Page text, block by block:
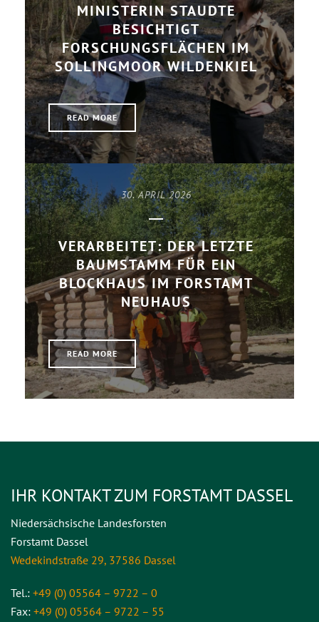
MINISTERIN STAUDTE
BESICHTIGT
FORSCHUNGSFLÄCHEN IM
SOLLINGMOOR WILDENKIEL
READ MORE
30. APRIL 2026
VERARBEITET: DER LETZTE
BAUMSTAMM FÜR EIN
BLOCKHAUS IM FORSTAMT
NEUHAUS
READ MORE
IHR KONTAKT ZUM FORSTAMT DASSEL
Niedersächsische Landesforsten
Forstamt Dassel
Wedekindstraße 29, 37586 Dassel
Tel.: +49 (0) 05564 – 9722 – 0
Fax: +49 (0) 05564 – 9722 – 55